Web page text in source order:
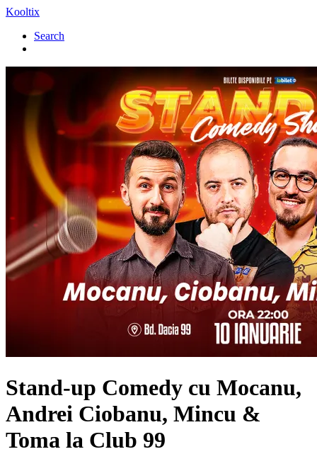
Kooltix
Search
Stand-up Comedy cu Mocanu,
Andrei Ciobanu, Mincu &
Toma la Club 99